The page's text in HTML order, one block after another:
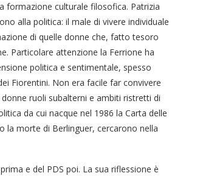
formazione culturale filosofica. Patrizia
alla politica: il male di vivere individuale
di quelle donne che, fatto tesoro
Particolare attenzione la Ferrione ha
politica e sentimentale, spesso
Fiorentini. Non era facile far convivere
ruoli subalterni e ambiti ristretti di
da cui nacque nel 1986 la Carta delle
la morte di Berlinguer, cercarono nella
e del PDS poi. La sua riflessione è